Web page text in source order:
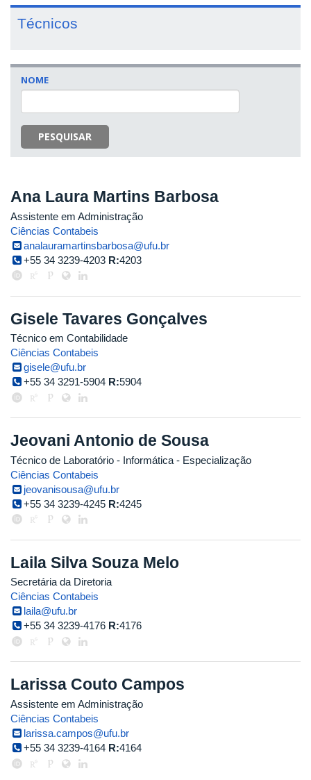
Técnicos
NOME
PESQUISAR
Ana Laura Martins Barbosa
Assistente em Administração
Ciências Contabeis
analauramartinsbarbosa@ufu.br
+55 34 3239-4203 R:4203
Gisele Tavares Gonçalves
Técnico em Contabilidade
Ciências Contabeis
gisele@ufu.br
+55 34 3291-5904 R:5904
Jeovani Antonio de Sousa
Técnico de Laboratório - Informática - Especialização
Ciências Contabeis
jeovanisousa@ufu.br
+55 34 3239-4245 R:4245
Laila Silva Souza Melo
Secretária da Diretoria
Ciências Contabeis
laila@ufu.br
+55 34 3239-4176 R:4176
Larissa Couto Campos
Assistente em Administração
Ciências Contabeis
larissa.campos@ufu.br
+55 34 3239-4164 R:4164